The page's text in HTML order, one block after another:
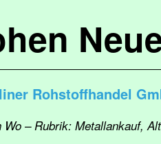
Rohstoffhandel
– Rubrik: Metallankauf,